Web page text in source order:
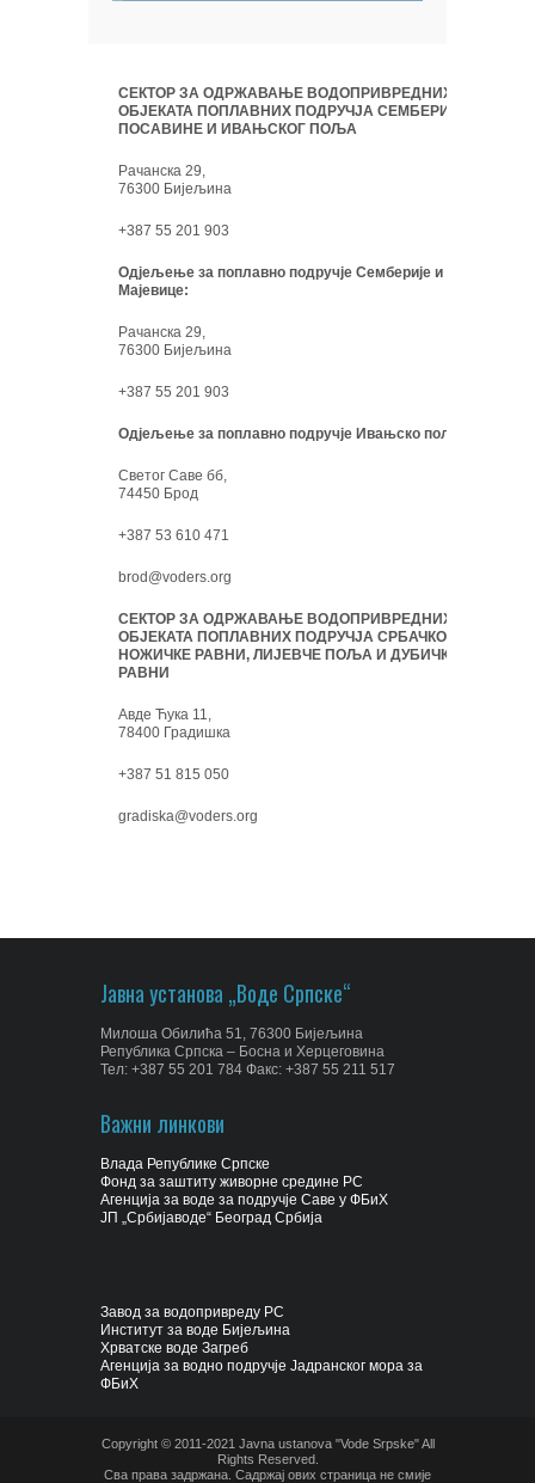
СЕКТОР ЗА ОДРЖАВАЊЕ ВОДОПРИВРЕДНИХ
ОБЈЕКАТА ПОПЛАВНИХ ПОДРУЧЈА СЕМБЕРИЈЕ,
ПОСАВИНЕ И ИВАЊСКОГ ПОЉА
Рачанска 29,
76300 Бијељина
+387 55 201 903
Одјељење за поплавно подручје Семберије и
Мајевице:
Рачанска 29,
76300 Бијељина
+387 55 201 903
Одјељење за поплавно подручје Ивањско поље:
Светог Саве бб,
74450 Брод
+387 53 610 471
brod@voders.org
СЕКТОР ЗА ОДРЖАВАЊЕ ВОДОПРИВРЕДНИХ
ОБЈЕКАТА ПОПЛАВНИХ ПОДРУЧЈА СРБАЧКО-
НОЖИЧКЕ РАВНИ, ЛИЈЕВЧЕ ПОЉА И ДУБИЧКЕ
РАВНИ
Авде Ћука 11,
78400 Градишка
+387 51 815 050
gradiska@voders.org
Јавна установа „Воде Српске“
Милоша Обилића 51, 76300 Бијељина
Република Српска – Босна и Херцеговина
Тел: +387 55 201 784 Факс: +387 55 211 517
Важни линкови
Влада Републике Српске
Фонд за заштиту живорне средине РС
Агенција за воде за подручје Саве у ФБиХ
ЈП „Србијаводе“ Београд Србија
Завод за водопривреду РС
Институт за воде Бијељина
Хрватске воде Загреб
Агенција за водно подручје Јадранског мора за
ФБиХ
Copyright © 2011-2021 Javna ustanova "Vode Srpske" All
Rights Reserved.
Сва права задржана. Садржај ових страница не смије